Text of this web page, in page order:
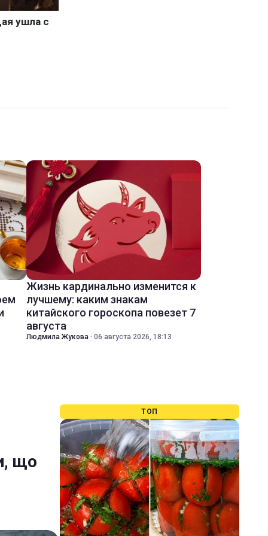
Жизнь кардинально изменится к
лучшему: каким знакам
китайского гороскопа повезет 7
августа
Людмила Жукова · 06 августа 2026, 18:13
що
ТОП